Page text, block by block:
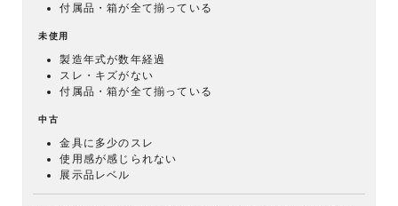
付属品・箱が全て揃っている
未使用
製造年式が数年経過
スレ・キズがない
付属品・箱が全て揃っている
中古
金具に多少のスレ
使用感が感じられない
展示品レベル